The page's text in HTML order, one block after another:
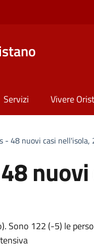
Servizi Vivere
- 48 nuovi casi nell'isola,
Sono 122 (-5) le